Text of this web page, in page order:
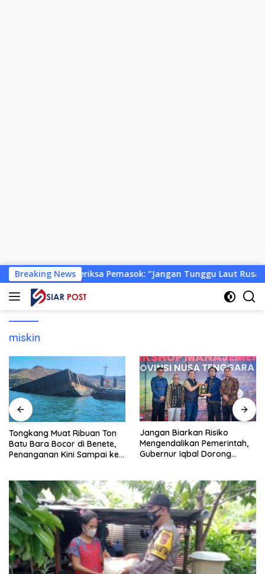
Langsung
ke
konten
Breaking News
Periksa Pemasok: “Jangan Tunggu Laut Rusak!”
miskin
Tongkang Muat Ribuan Ton
Batu Bara Bocor di Benete,
Penanganan Kini Sampai ke
Jangan Biarkan Risiko
Mengendalikan Pemerintah,
Gubernur Iqbal Dorong